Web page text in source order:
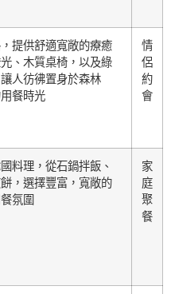
提供舒適寬敞的療癒
、木質桌椅，以及綠
人彷彿置身於森林
餐時光
情
侶
約
會
料理，從石鍋拌飯、
，選擇豐富，寬敞的
氛圍
家
庭
聚
餐